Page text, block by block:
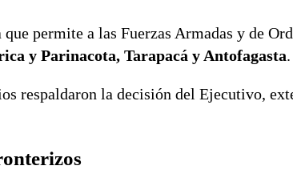
permite a las Fuerzas Armadas y de
y Parinacota, Tarapacá y Antofagasta.
respaldaron la decisión del Ejecutivo,